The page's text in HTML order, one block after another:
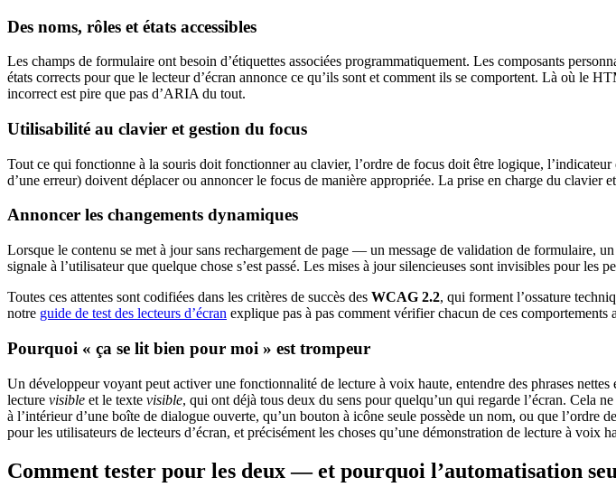
Des noms, rôles et états accessibles
Les champs de formulaire ont besoin d’étiquettes associées programmatiquement. Les composants
états corrects pour que le lecteur d’écran annonce ce qu’ils sont et comment ils se comportent. Là où le
incorrect est pire que pas d’ARIA du tout.
Utilisabilité au clavier et gestion du focus
Tout ce qui fonctionne à la souris doit fonctionner au clavier, l’ordre de focus doit être logique,
d’une erreur) doivent déplacer ou annoncer le focus de manière appropriée. La prise en charge du clavier
Annoncer les changements dynamiques
Lorsque le contenu se met à jour sans rechargement de page — un message de validation de formulaire,
signale à l’utilisateur que quelque chose s’est passé. Les mises à jour silencieuses sont invisibles pour les
Toutes ces attentes sont codifiées dans les critères de succès des WCAG 2.2, qui forment l’ossature
notre guide de test des lecteurs d’écran explique pas à pas comment vérifier chacun de ces comportements
Pourquoi « ça se lit bien pour moi » est trompeur
Un développeur voyant peut activer une fonctionnalité de lecture à voix haute, entendre des phrases
lecture visible et le texte visible, qui ont déjà tous deux du sens pour quelqu’un qui regarde l’écran. Cela
à l’intérieur d’une boîte de dialogue ouverte, qu’un bouton à icône seule possède un nom, ou que
pour les utilisateurs de lecteurs d’écran, et précisément les choses qu’une démonstration de lecture à
Comment tester pour les deux — et pourquoi l’automatisation